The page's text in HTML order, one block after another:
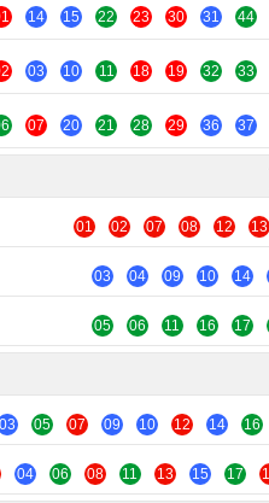
14 15 22 23 30 31 44
03 10 11 18 19 32 33
07 20 21 28 29 36 37
01 02 07 08 12 13
03 04 09 10 14
05 06 11 16 17
03 05 07 09 10 12 14 16
04 06 08 11 13 15 17